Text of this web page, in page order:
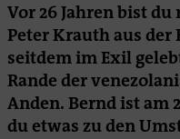
Vor 26 Jahren bist
Peter Krauth aus der
seitdem im Exil
Rande der
Anden. Bernd ist am
du etwas zu den